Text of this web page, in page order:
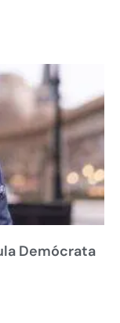
Demócrata